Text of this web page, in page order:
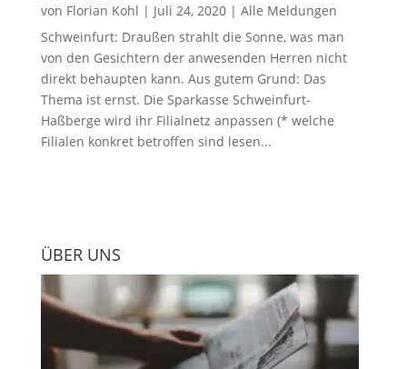
von Florian Kohl | Juli 24, 2020| Alle Meldungen
Schweinfurt: Draußen strahlt die Sonne, was man
von den Gesichtern der anwesenden Herren nicht
direkt behaupten kann. Aus gutem Grund: Das
Thema ist ernst. Die Sparkasse Schweinfurt-
Haßberge wird ihr Filialnetz anpassen (* welche
Filialen konkret betroffen sind lesen...
ÜBER UNS